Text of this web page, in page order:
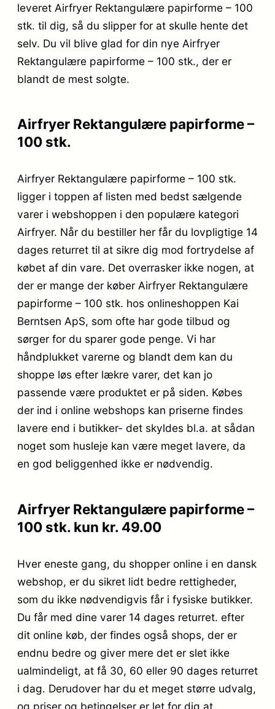
leveret Airfryer Rektangulære papirforme – 100
stk. til dig, så du slipper for at skulle hente det
selv. Du vil blive glad for din nye Airfryer
Rektangulære papirforme – 100 stk., der er
blandt de mest solgte.
Airfryer Rektangulære papirforme –
100 stk.
Airfryer Rektangulære papirforme – 100 stk.
ligger i toppen af listen med bedst sælgende
varer i webshoppen i den populære kategori
Airfryer. Når du bestiller her får du lovpligtige 14
dages returret til at sikre dig mod fortrydelse af
købet af din vare. Det overrasker ikke nogen, at
der er mange der køber Airfryer Rektangulære
papirforme – 100 stk. hos onlineshoppen Kai
Berntsen ApS, som ofte har gode tilbud og
sørger for du sparer gode penge. Vi har
håndplukket varerne og blandt dem kan du
shoppe løs efter lækre varer, det kan jo
passende være produktet er på siden. Købes
der ind i online webshops kan priserne findes
lavere end i butikker- det skyldes bl.a. at sådan
noget som husleje kan være meget lavere, da
en god beliggenhed ikke er nødvendig.
Airfryer Rektangulære papirforme –
100 stk. kun kr. 49.00
Hver eneste gang, du shopper online i en dansk
webshop, er du sikret lidt bedre rettigheder,
som du ikke nødvendigvis får i fysiske butikker.
Du får med dine varer 14 dages returret. efter
dit online køb, der findes også shops, der er
endnu bedre og giver mere det er slet ikke
ualmindeligt, at få 30, 60 eller 90 dages returret
i dag. Derudover har du et meget større udvalg,
og priser og betingelser er let for dig at